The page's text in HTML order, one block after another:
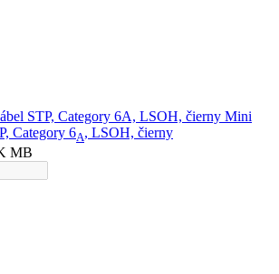
Mini
Category 6A, LSOH, čierny
MB